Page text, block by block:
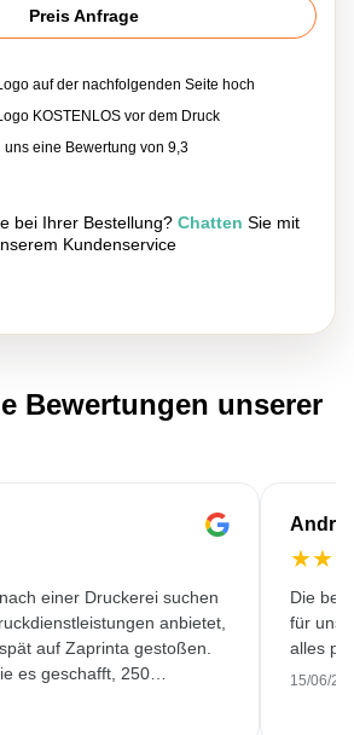
Preis Anfrage
auf der nachfolgenden Seite hoch
KOSTENLOS vor dem Druck
uns eine Bewertung von 9,3
bei Ihrer Bestellung? Chatten Sie mit
Kundenservice
Bewertungen unserer
einer Druckerei suchen
anbietet,
auf Zaprinta gestoßen.
es geschafft, 250
Emaillebecher
★★
Die
für
alles
15/06/